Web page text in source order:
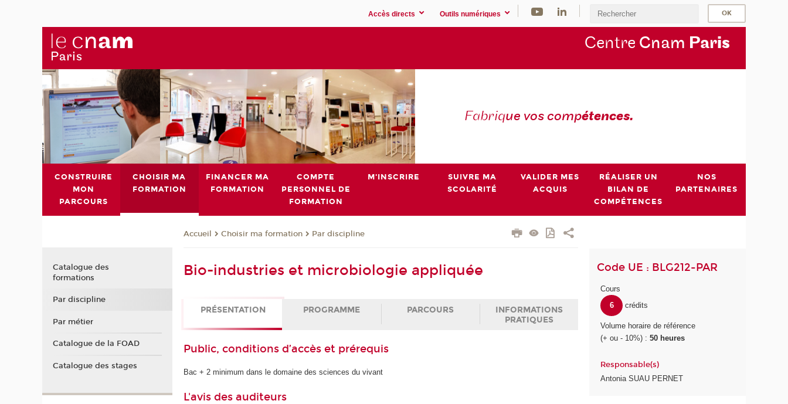
Accès directs Outils numériques
Centre Cnam Paris
Fabrique vos compétences.
CONSTRUIRE
MON
PARCOURS
CHOISIR MA
FORMATION
FINANCER MA
FORMATION
COMPTE
PERSONNEL DE
FORMATION
M'INSCRIRE
SUIVRE MA
SCOLARITÉ
VALIDER MES
ACQUIS
RÉALISER UN
BILAN DE
COMPÉTENCES
NOS
PARTENAIRES
Accueil Choisir ma formation Par discipline
Bio-industries et microbiologie appliquée
PRÉSENTATION PROGRAMME PARCOURS
INFORMATIONS
PRATIQUES
Public, conditions d’accès et prérequis
Bac + 2 minimum dans le domaine des sciences du vivant
L'avis des auditeurs
Code UE : BLG212-PAR
Cours
6
crédits
Volume horaire de référence
(+ ou - 10%) :50 heures
Responsable(s)
Antonia SUAU PERNET
Catalogue des
formations
Par discipline
Par métier
Catalogue de la FOAD
Catalogue des stages